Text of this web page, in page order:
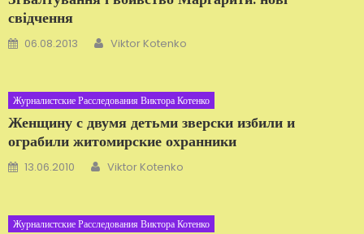
свідчення
Добавлено
06.08.2013 Автор
Viktor Kotenko
Журналистские Расследования Виктора Котенко
Женщину с двумя детьми зверски избили и
ограбили житомирские охранники
Добавлено
13.06.2010 Автор
Viktor Kotenko
Журналистские Расследования Виктора Котенко